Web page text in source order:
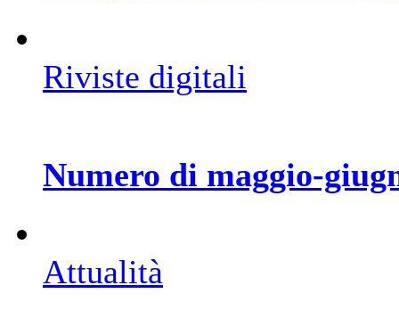
Riviste digitali
Numero di maggio-
Attualità